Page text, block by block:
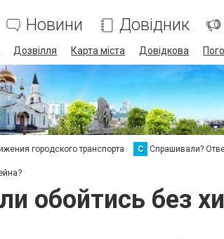
Новини Довідник
Дозвілля Карта міста Довідкова
городского транспорта С Спрашивали?
обойтись без